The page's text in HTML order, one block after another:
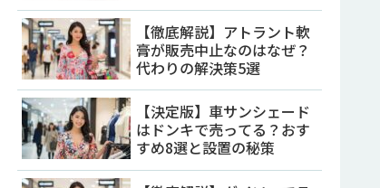
【徹底解説】アトラント軟
膏が販売中止なのはなぜ？
代わりの解決策5選
【決定版】車サンシェード
はドンキで売ってる？おす
すめ8選と設置の秘策